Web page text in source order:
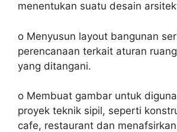
menentukan suatu desain
o Menyusun layout bangunan
perencanaan terkait aturan
yang ditangani.
o Membuat gambar untuk
proyek teknik sipil, seperti
cafe, restaurant dan